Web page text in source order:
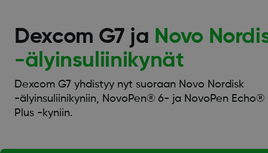
Dexcom G7 ja Novo
-älyinsuliinikynät
Dexcom G7 yhdistyy nyt suoraan Novo Nordisk
-älyinsuliinikyniin, NovoPen® 6- ja NovoPen Echo®
Plus -kyniin.